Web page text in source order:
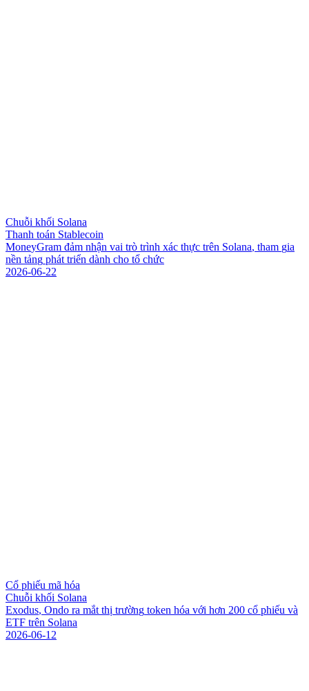
Chuỗi khối Solana
Thanh toán Stablecoin
MoneyGram đảm nhận vai trò trình xác thực trên Solana, tham gia
nền tảng phát triển dành cho tổ chức
2026-06-22
Cổ phiếu mã hóa
Chuỗi khối Solana
Exodus, Ondo ra mắt thị trường token hóa với hơn 200 cổ phiếu và
ETF trên Solana
2026-06-12